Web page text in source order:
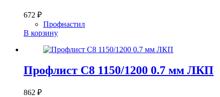
672 ₽
Профнастил
В корзину
Профлист С8 1150/1200 0.7 мм ЛКП
862 ₽